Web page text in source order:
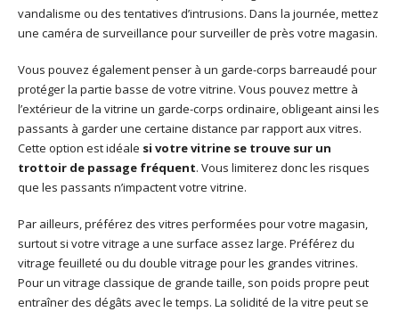
vandalisme ou des tentatives d’intrusions. Dans la journée, mettez
une caméra de surveillance pour surveiller de près votre magasin.
Vous pouvez également penser à un garde-corps barreaudé pour
protéger la partie basse de votre vitrine. Vous pouvez mettre à
l’extérieur de la vitrine un garde-corps ordinaire, obligeant ainsi les
passants à garder une certaine distance par rapport aux vitres.
Cette option est idéale si votre vitrine se trouve sur un
trottoir de passage fréquent. Vous limiterez donc les risques
que les passants n’impactent votre vitrine.
Par ailleurs, préférez des vitres performées pour votre magasin,
surtout si votre vitrage a une surface assez large. Préférez du
vitrage feuilleté ou du double vitrage pour les grandes vitrines.
Pour un vitrage classique de grande taille, son poids propre peut
entraîner des dégâts avec le temps. La solidité de la vitre peut se